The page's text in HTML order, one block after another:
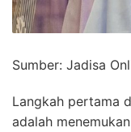
Sumber: Jadisa
Langkah pertama
adalah